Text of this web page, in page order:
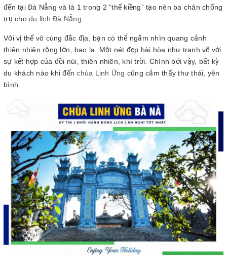
đến tại Đà Nẵng và là 1 trong 2 “thế kiềng” tạo nên ba chân chống
trụ cho du lịch Đà Nẵng.
Với vị thế vô cùng đắc địa, bạn có thể ngắm nhìn quang cảnh
thiên nhiên rộng lớn, bao la. Một nét đẹp hài hòa như tranh vẽ với
sự kết hợp của đồi núi, thiên nhiên, khí trời. Chính bởi vậy, bất kỳ
du khách nào khi đếnchùa Linh Ứng cũng cảm thấy thư thái, yên
bình.